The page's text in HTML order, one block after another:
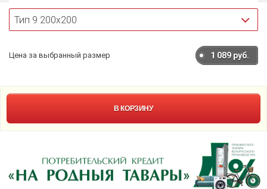
Цена за выбранный размер 1 089 руб.
В КОРЗИНУ